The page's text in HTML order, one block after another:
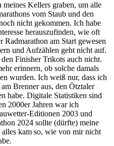
Kellers graben, um alle
vom Staub und den
nicht gekommen. Ich habe
herauszufinden, wie oft
am Start gewesen
und Aufzählen geht nicht auf.
Finisher Trikots auch nicht.
erinnern, ob solche damals
wurden. Ich weiß nur, dass ich
Brenner aus, den Ötztaler
habe. Digitale Statistiken sind
2000er Jahren war ich
Editionen 2003 und
2024 sollte (dürfte) meine
kam so, wie von mir nicht